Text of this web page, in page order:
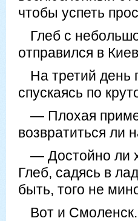
чтобы успеть
Глеб с
отправился в
На третий день
спускаясь по
— Плохая
возвратиться ли
— Достойно ли
Глеб, садясь в
быть, того не
Вот и